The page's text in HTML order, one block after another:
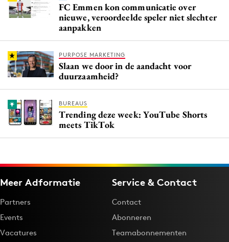
FC Emmen kon communicatie over
nieuwe, veroordeelde speler niet slechter
aanpakken
PURPOSE MARKETING
Slaan we door in de aandacht voor
duurzaamheid?
BUREAUS
Trending deze week: YouTube Shorts
meets TikTok
Meer Adformatie
Partners
Events
Vacatures
Service & Contact
Contact
Abonneren
Teamabonnementen